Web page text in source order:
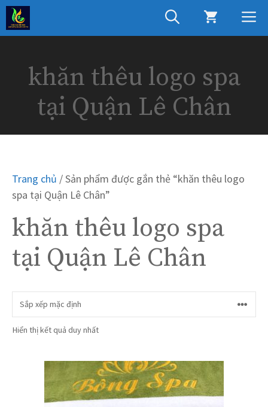
Chuyển
đến
nội
khăn thêu logo spa
tại Quận Lê Chân
Trang chủ / Sản phẩm được gắn thẻ “khăn thêu logo
spa tại Quận Lê Chân”
khăn thêu logo spa
tại Quận Lê Chân
Hiển thị kết quả duy nhất